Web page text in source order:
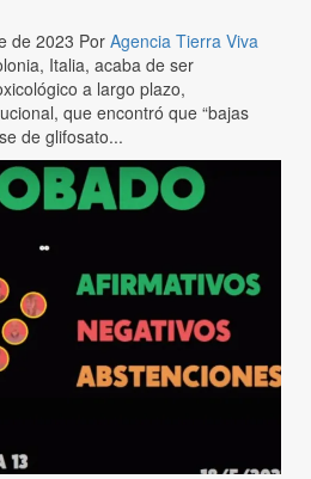
de 2023 Por Agencia Tierra Viva
Italia, acaba de ser
a largo plazo,
que encontró que “bajas
de glifosato...